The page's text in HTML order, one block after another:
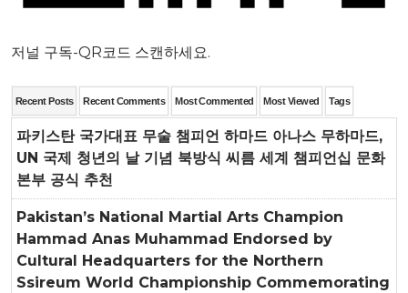
저널 구독-QR코드 스캔하세요.
Recent Posts Recent Comments Most Commented Most Viewed Tags
파키스탄 국가대표 무술 챔피언 하마드 아나스 무하마드,
UN 국제 청년의 날 기념 북방식 씨름 세계 챔피언십 문화
본부 공식 추천
Pakistan’s National Martial Arts Champion
Hammad Anas Muhammad Endorsed by
Cultural Headquarters for the Northern
Ssireum World Championship Commemorating